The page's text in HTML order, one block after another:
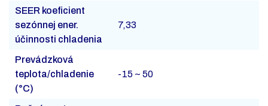
SEER koeficient
sezónnej ener.
účinnosti chladenia
7,33
Prevádzková
teplota/chladenie
(°C)
-15 ~ 50